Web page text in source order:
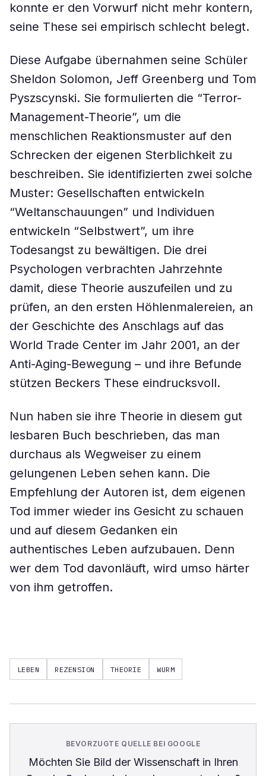
konnte er den Vorwurf nicht mehr kontern,
seine These sei empirisch schlecht belegt.
Diese Aufgabe übernahmen seine Schüler
Sheldon Solomon, Jeff Greenberg und Tom
Pyszscynski. Sie formulierten die “Terror-
Management-Theorie”, um die
menschlichen Reaktionsmuster auf den
Schrecken der eigenen Sterblichkeit zu
beschreiben. Sie identifizierten zwei solche
Muster: Gesellschaften entwickeln
“Weltanschauungen” und Individuen
entwickeln “Selbstwert”, um ihre
Todesangst zu bewältigen. Die drei
Psychologen verbrachten Jahrzehnte
damit, diese Theorie auszufeilen und zu
prüfen, an den ersten Höhlenmalereien, an
der Geschichte des Anschlags auf das
World Trade Center im Jahr 2001, an der
Anti-Aging-Bewegung – und ihre Befunde
stützen Beckers These eindrucksvoll.
Nun haben sie ihre Theorie in diesem gut
lesbaren Buch beschrieben, das man
durchaus als Wegweiser zu einem
gelungenen Leben sehen kann. Die
Empfehlung der Autoren ist, dem eigenen
Tod immer wieder ins Gesicht zu schauen
und auf diesem Gedanken ein
authentisches Leben aufzubauen. Denn
wer dem Tod davonläuft, wird umso härter
von ihm getroffen.
LEBEN REZENSION THEORIE WURM
BEVORZUGTE QUELLE BEI GOOGLE
Möchten Sie Bild der Wissenschaftin Ihren